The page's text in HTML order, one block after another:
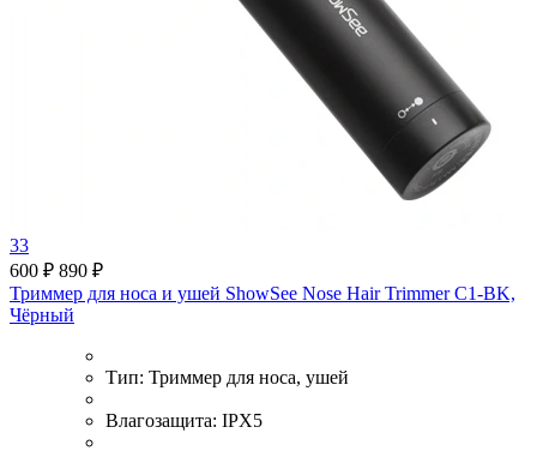
33
600 ₽ 890 ₽
Триммер для носа и ушей ShowSee Nose Hair Trimmer C1-BK,
Чёрный
Тип: Триммер для носа, ушей
Влагозащита: IPX5